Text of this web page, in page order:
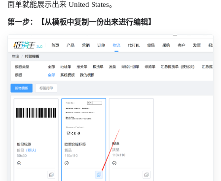
面单就能展示出来 United States。
第一步：【从模板中复制一份出来进行编辑】